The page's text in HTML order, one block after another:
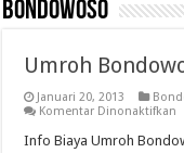
Bondowoso
Umroh
Januari 20, 2013
Komentar Dinonaktifkan
Info Biaya Umroh